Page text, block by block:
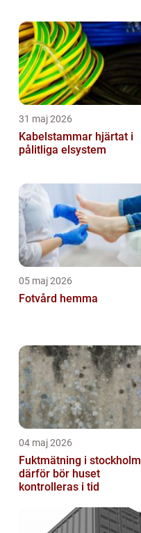
31 maj 2026
Kabelstammar hjärtat i
pålitliga elsystem
05 maj 2026
Fotvård hemma
04 maj 2026
Fuktmätning i stockholm
därför bör huset
kontrolleras i tid